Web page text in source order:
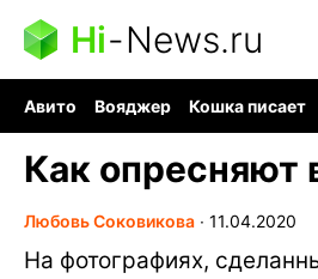
Hi-News.ru
Авито Вояджер Кошка писает
Как опресняют
Любовь Соковикова ∙ 11.04.2020
На фотографиях,